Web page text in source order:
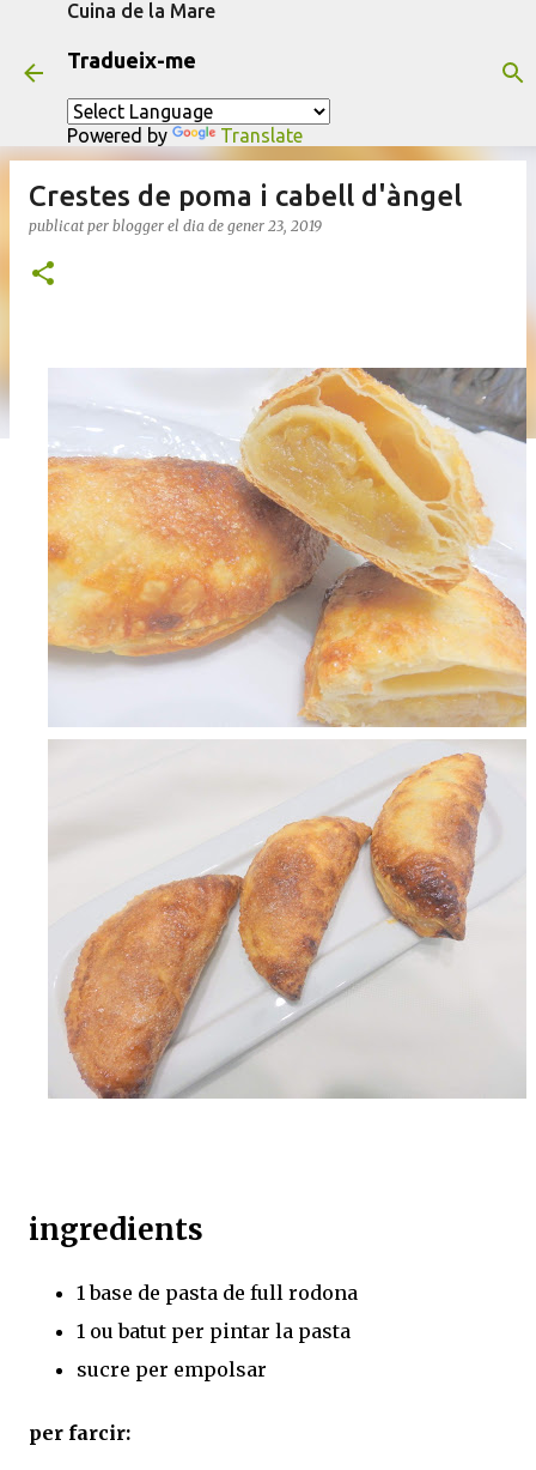
Cuina de la Mare
Tradueix-me
Powered by Translate
Crestes de poma i cabell d'àngel
publicat per blogger el dia de gener 23, 2019
ingredients
1 base de pasta de full rodona
1 ou batut per pintar la pasta
sucre per empolsar
per farcir: